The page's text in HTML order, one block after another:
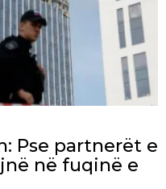
Pse partnerët e
në fuqinë e